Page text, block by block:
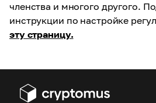
членства и многого другого.
инструкции по настройке
эту страницу.